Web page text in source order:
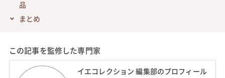
品
まとめ
この記事を監修した専門家
イエコレクション 編集部のプロフィール